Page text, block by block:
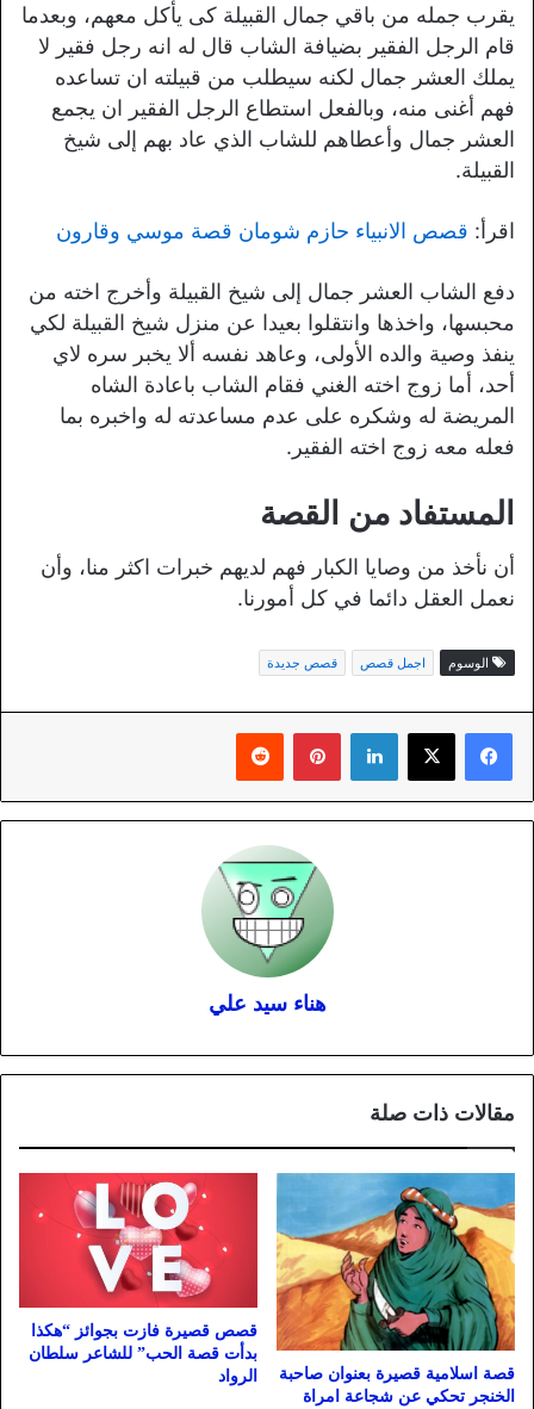
يقرب جمله من باقي جمال القبيلة كى يأكل معهم، وبعدما
قام الرجل الفقير بضيافة الشاب قال له انه رجل فقير لا
يملك العشر جمال لكنه سيطلب من قبيلته ان تساعده
فهم أغنى منه، وبالفعل استطاع الرجل الفقير ان يجمع
العشر جمال وأعطاهم للشاب الذي عاد بهم إلى شيخ
القبيلة.
اقرأ: قصص الانبياء حازم شومان قصة موسي وقارون
دفع الشاب العشر جمال إلى شيخ القبيلة وأخرج اخته من
محبسها، واخذها وانتقلوا بعيدا عن منزل شيخ القبيلة لكي
ينفذ وصية والده الأولى، وعاهد نفسه ألا يخبر سره لاي
أحد، أما زوج اخته الغني فقام الشاب باعادة الشاه
المريضة له وشكره على عدم مساعدته له واخبره بما
فعله معه زوج اخته الفقير.
المستفاد من القصة
أن نأخذ من وصايا الكبار فهم لديهم خبرات اكثر منا، وأن
نعمل العقل دائما في كل أمورنا.
الوسوم اجمل قصص قصص جديدة
لينكدإن بينتيريست
هناء سيد علي
مقالات ذات صلة
قصة اسلامية قصيرة بعنوان صاحبة
الخنجر تحكي عن شجاعة امراة
قصص قصيرة فازت بجوائز “هكذا
بدأت قصة الحب” للشاعر سلطان
الرواد